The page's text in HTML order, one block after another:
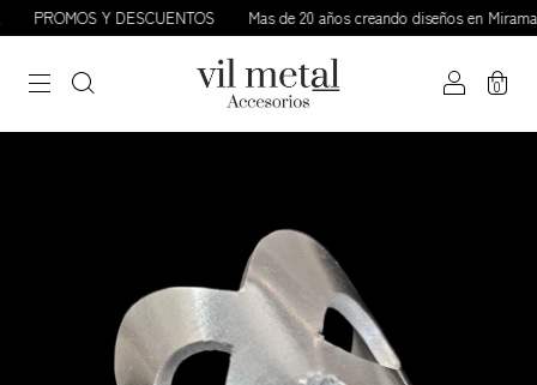
PROMOS Y DESCUENTOS Mas de 20 años creando diseños en
0